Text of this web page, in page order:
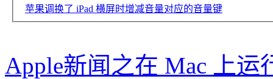
苹果调换了 iPad 横屏时增减音量对应的音量键
Apple新闻之在 Mac 上运